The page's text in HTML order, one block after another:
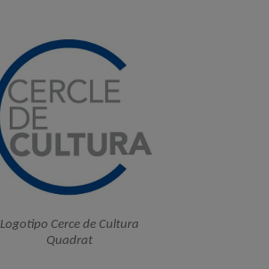
Logotipo Cerce de Cultura
Quadrat